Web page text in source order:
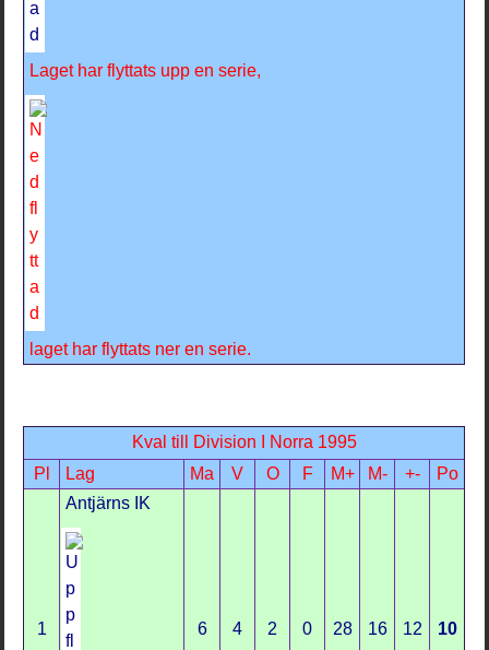
Laget har flyttats upp en serie,
laget har flyttats ner en serie.
Kval till Division I Norra 1995
Pl
Lag Ma V O F M+ M- +- Po
1
Antjärns IK
6 4 2 0 28 16 12 10